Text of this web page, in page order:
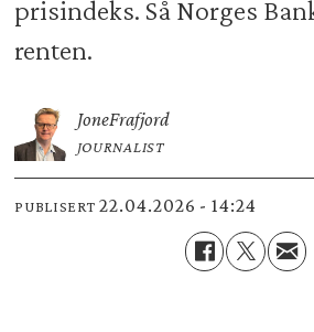
prisindeks. Så Norges
renten.
JoneFrafjord
JOURNALIST
PUBLISERT 22.04.2026 - 14:24